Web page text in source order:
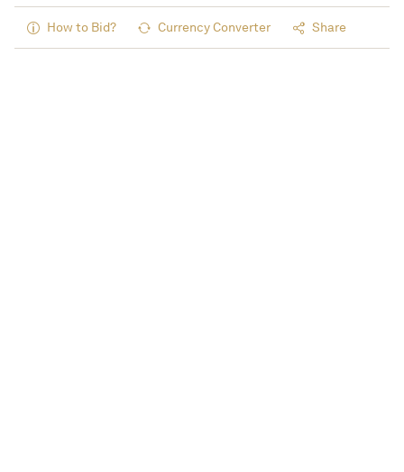
How to Bid? Currency Converter Share